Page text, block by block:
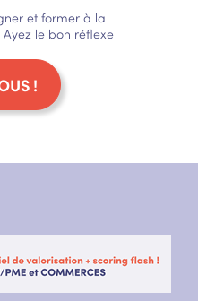
et former à la
le bon réflexe
!